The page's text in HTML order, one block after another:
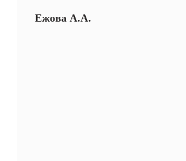
Ежова А.А.